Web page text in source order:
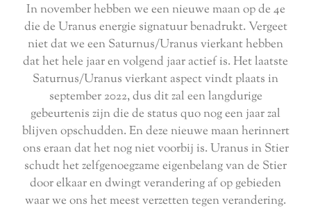
In november hebben we een nieuwe maan op de 4e
die de Uranus energie signatuur benadrukt. Vergeet
niet dat we een Saturnus/Uranus vierkant hebben
dat het hele jaar en volgend jaar actief is. Het laatste
Saturnus/Uranus vierkant aspect vindt plaats in
september 2022, dus dit zal een langdurige
gebeurtenis zijn die de status quo nog een jaar zal
blijven opschudden. En deze nieuwe maan herinnert
ons eraan dat het nog niet voorbij is. Uranus in Stier
schudt het zelfgenoegzame eigenbelang van de Stier
door elkaar en dwingt verandering af op gebieden
waar we ons het meest verzetten tegen verandering.